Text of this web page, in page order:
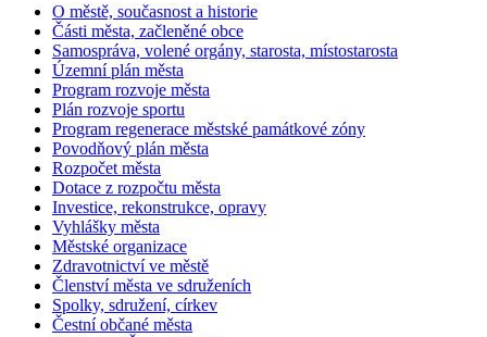
O městě, současnost a historie
Části města, začleněné obce
Samospráva, volené orgány, starosta, místostarosta
Územní plán města
Program rozvoje města
Plán rozvoje sportu
Program regenerace městské památkové zóny
Povodňový plán města
Rozpočet města
Dotace z rozpočtu města
Investice, rekonstrukce, opravy
Vyhlášky města
Městské organizace
Zdravotnictví ve městě
Členství města ve sdruženích
Spolky, sdružení, církev
Čestní občané města